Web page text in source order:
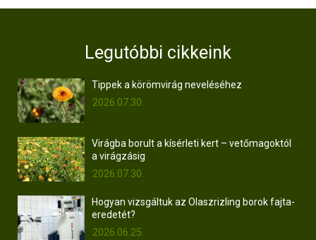
Legutóbbi cikkeink
Tippek a körömvirág neveléséhez
2026.07.30.
Virágba borult a kísérleti kert – vetőmagoktól
a virágzásig
2026.07.30.
Hogyan vizsgáltuk az Olaszrizling borok fajta-
eredetét?
2026.06.25.